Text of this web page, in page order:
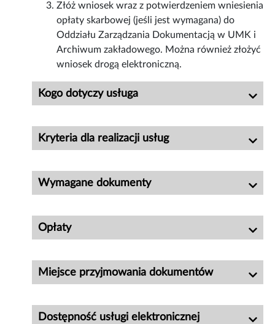
Złóż wniosek wraz z potwierdzeniem wniesienia
opłaty skarbowej (jeśli jest wymagana) do
Oddziału Zarządzania Dokumentacją w UMK i
Archiwum zakładowego. Można również złożyć
wniosek drogą elektroniczną.
Kogo dotyczy usługa
Kryteria dla realizacji usług
Wymagane dokumenty
Opłaty
Miejsce przyjmowania dokumentów
Dostępność usługi elektronicznej